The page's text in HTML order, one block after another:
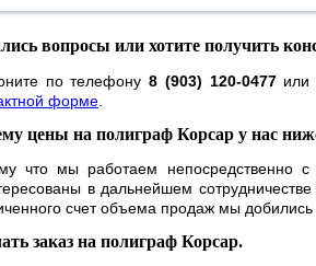
вопросы или хотите получить
по телефону8 (903) 120-0477или
форме
цены на полиграф Корсар у нас
что мы работаем непосредственно с
в дальнейшем
счет объема продаж мы
заказ на полиграф Корсар.